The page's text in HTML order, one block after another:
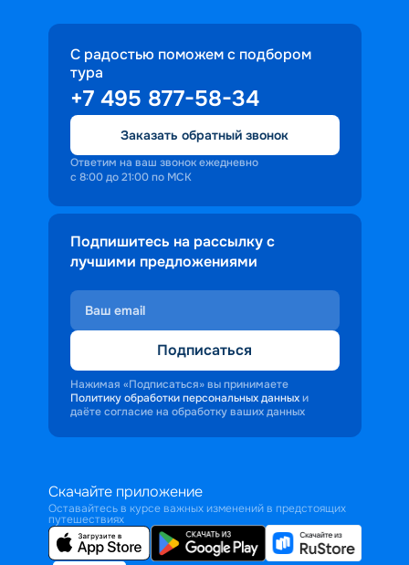
С радостью поможем с подбором
тура
+7 495 877-58-34
Заказать обратный звонок
Ответим на ваш звонок ежедневно
с 8:00 до 21:00 по МСК
Подпишитесь на рассылку с
лучшими предложениями
Подписаться
Нажимая «Подписаться» вы принимаете
Политику обработки персональных данных и
даёте согласие на обработку ваших данных
Скачайте приложение
Оставайтесь в курсе важных изменений в предстоящих
путешествиях